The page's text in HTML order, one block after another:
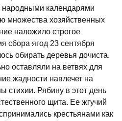
народными календарями
множества хозяйственных
наложило строгое
сбора ягод 23 сентября
обирать деревья дочиста.
оставляли на ветвях для
жадности навлечет на
стихии. Рябину в этот день
щита. Ее жгучий
крестьянами как